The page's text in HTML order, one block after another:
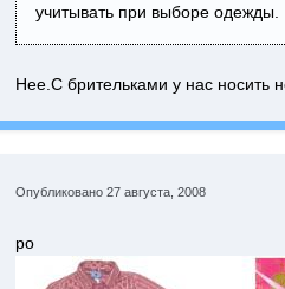
учитывать при выборе одежды.
Нее.С брительками у нас носить
Опубликовано 27 августа, 2008
ро